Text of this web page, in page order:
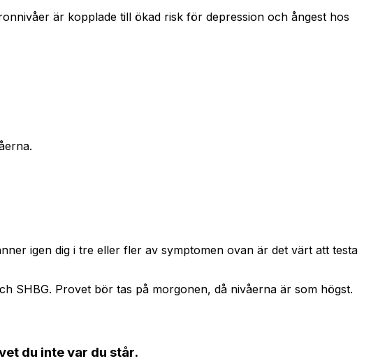
är kopplade till ökad risk för depression och ångest hos
igen dig i tre eller fler av symptomen ovan är det värt att testa
SHBG. Provet bör tas på morgonen, då nivåerna är som högst.
du inte var du står.